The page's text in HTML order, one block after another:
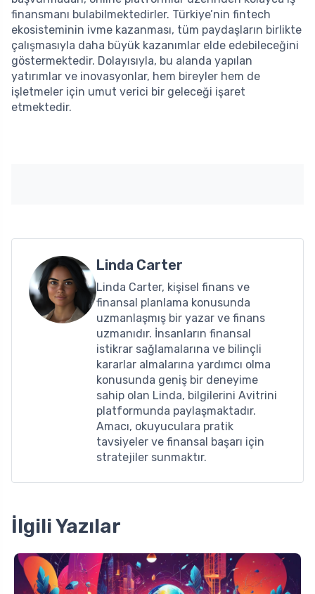
finansmanı bulabilmektedirler. Türkiye’nin fintech
ekosisteminin ivme kazanması, tüm paydaşların birlikte
çalışmasıyla daha büyük kazanımlar elde edebileceğini
göstermektedir. Dolayısıyla, bu alanda yapılan
yatırımlar ve inovasyonlar, hem bireyler hem de
işletmeler için umut verici bir geleceği işaret
etmektedir.
Linda Carter
Linda Carter, kişisel finans ve
finansal planlama konusunda
uzmanlaşmış bir yazar ve finans
uzmanıdır. İnsanların finansal
istikrar sağlamalarına ve bilinçli
kararlar almalarına yardımcı olma
konusunda geniş bir deneyime
sahip olan Linda, bilgilerini Avitrini
platformunda paylaşmaktadır.
Amacı, okuyuculara pratik
tavsiyeler ve finansal başarı için
stratejiler sunmaktır.
İlgili Yazılar